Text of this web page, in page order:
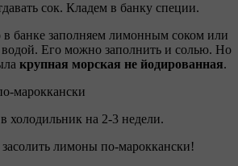
сок. Кладем в банку специи.
в банке заполняем лимонным соком или
Его можно заполнить и солью. Но
крупная морская не йодированная.
холодильник на 2-3 недели.
засолить лимоны по-мароккански!